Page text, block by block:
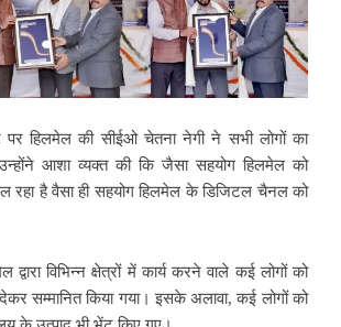
पर हिलमेल की सीईओ चेतना नेगी ने सभी लोगों का
आशा व्यक्त की कि जैसा सहयोग हिलमेल को
रहा है वैसा ही सहयोग हिलमेल के ​डिजिटल चैनल को
विभिन्न क्षेत्रों में कार्य करने वाले कई लोगों को
सम्मानित किया गया। इसके अलावा, कई लोगों को